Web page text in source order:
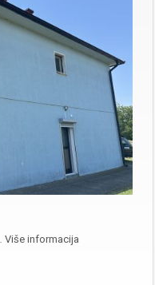
Više informacija